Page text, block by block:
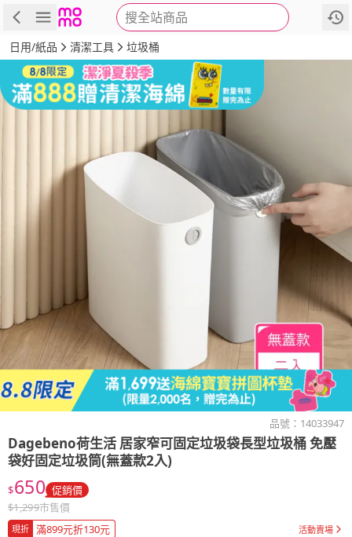
搜全站商品
商品 評價 詳情
日用/紙品 清潔工具 垃圾桶
品號： 14033947
Dagebeno荷生活 居家窄可固定垃圾袋長型垃圾桶 免壓
袋好固定垃圾筒(無蓋款2入)
$650 促銷價
$1,299市售價
現折 滿899元折130元 活動賣場